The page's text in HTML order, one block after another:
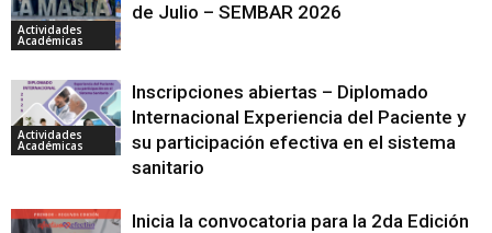
Actividades
Académicas
de Julio – SEMBAR 2026
Actividades
Académicas
Inscripciones abiertas – Diplomado
Internacional Experiencia del Paciente y
su participación efectiva en el sistema
sanitario
Inicia la convocatoria para la 2da Edición